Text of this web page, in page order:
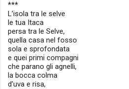
***
L’isola tra le selve
le tua Itaca
persa tra le Selve,
quella casa nel fosso
sola e sprofondata
e quei primi compagni
che parano gli agnelli,
la bocca colma
d’uva e risa,